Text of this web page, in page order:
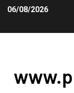
06/08/2026